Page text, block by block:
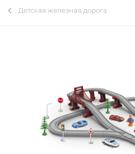
Детская железная дорога